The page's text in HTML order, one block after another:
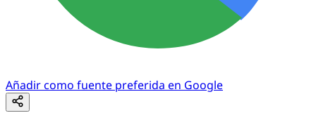
Añadir como fuente preferida en Google